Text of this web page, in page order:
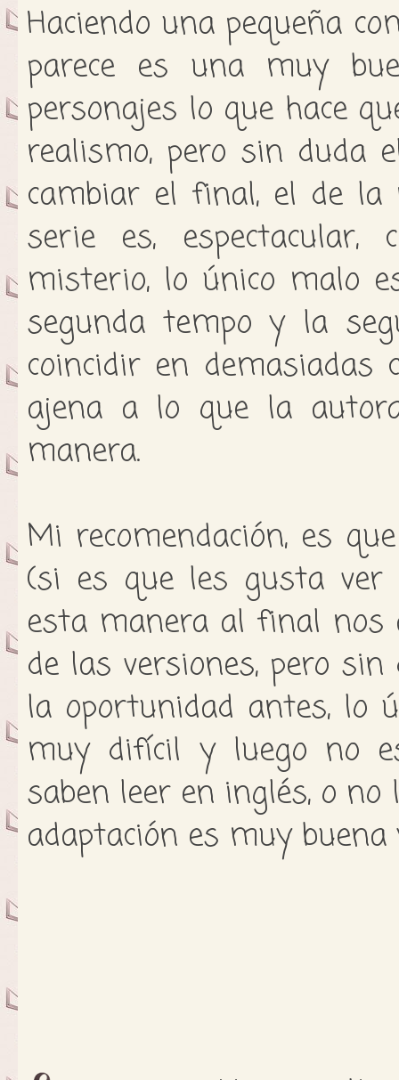
Haciendo una pequeña
parece es una muy
personajes lo que hace
realismo, pero sin duda
cambiar el final, el de la
serie es,
misterio, lo único malo
segunda tempo y la
coincidir en demasiadas
ajena a lo que la
manera.
Mi recomendación, es
(si es que les gusta ver
esta manera al final nos
de las versiones, pero
la oportunidad antes, lo
muy difícil y luego no
saben leer en inglés, o
adaptación es muy